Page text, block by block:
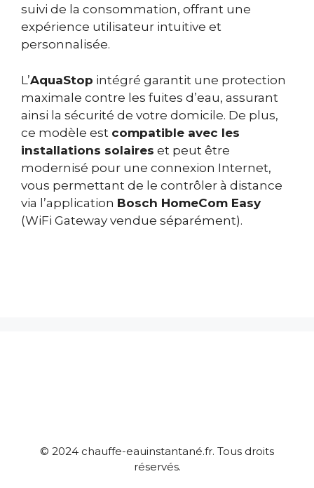
suivi de la consommation, offrant une
expérience utilisateur intuitive et
personnalisée.
L’AquaStop intégré garantit une protection
maximale contre les fuites d’eau, assurant
ainsi la sécurité de votre domicile. De plus,
ce modèle est compatible avec les
installations solaires et peut être
modernisé pour une connexion Internet,
vous permettant de le contrôler à distance
via l’application Bosch HomeCom Easy
(WiFi Gateway vendue séparément).
© 2024 chauffe-eauinstantané.fr. Tous droits
réservés.